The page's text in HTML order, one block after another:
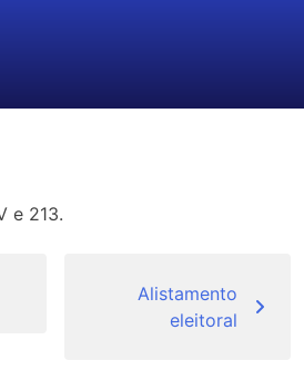
e 213.
Alistamento
eleitoral